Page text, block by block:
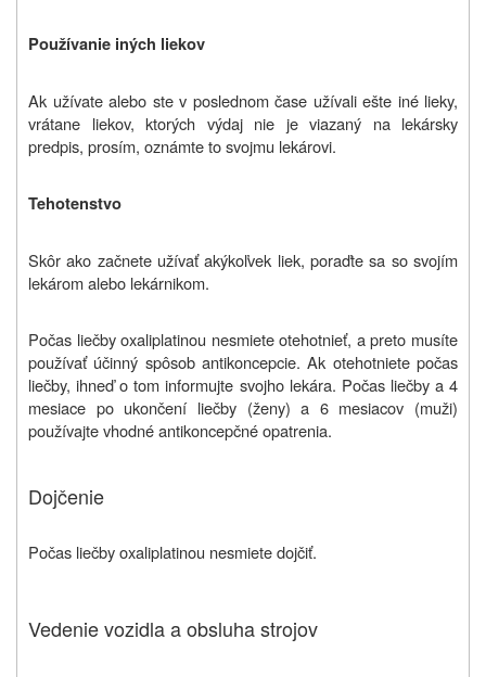
Používanie iných liekov
Ak užívate alebo ste v poslednom čase užívali ešte iné lieky,
vrátane liekov, ktorých výdaj nie je viazaný na lekársky
predpis, prosím, oznámteto svojmu lekárovi.
Tehotenstvo
Skôr ako začnete užívať akýkoľvek liek, poraďte sa so svojím
lekárom alebo lekárnikom.
Počas liečby oxaliplatinou nesmiete otehotnieť, a preto musíte
používať účinný spôsob antikoncepcie. Ak otehotniete počas
liečby, ihneď o tom informujte svojho lekára. Počas liečby a 4
mesiace po ukončení liečby (ženy) a 6 mesiacov (muži)
používajte vhodné antikoncepčné opatrenia.
Dojčenie
Počas liečby oxaliplatinou nesmiete dojčiť.
Vedenie vozidla a obsluha strojov